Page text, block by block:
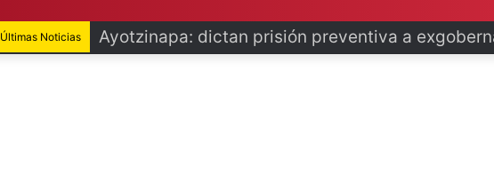
Últimas Noticias Infantino se disculpa tras polémico plan de FIFA